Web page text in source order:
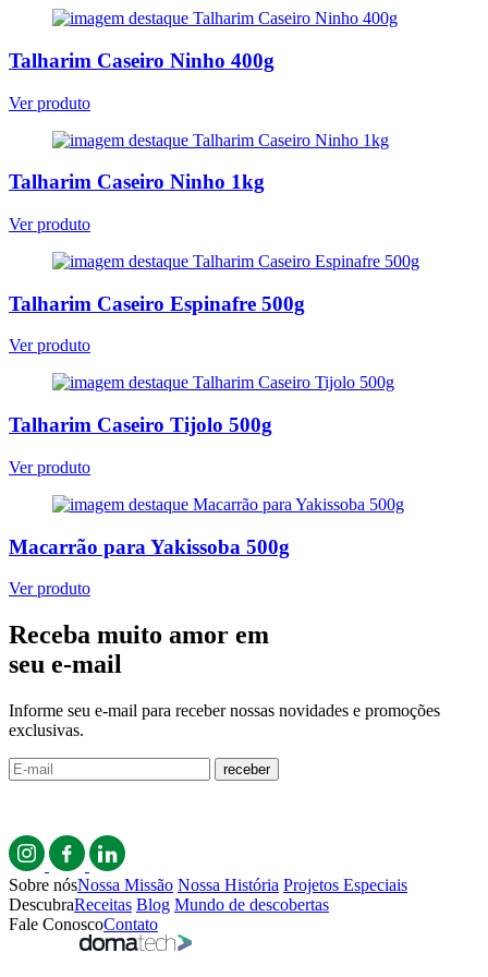
Talharim Caseiro Ninho 400g
Ver produto
Talharim Caseiro Ninho 1kg
Ver produto
Talharim Caseiro Espinafre 500g
Ver produto
Talharim Caseiro Tijolo 500g
Ver produto
Macarrão para Yakissoba 500g
Ver produto
Receba muito amor em
seu e-mail
Informe seu e-mail para receber nossas novidades e promoções
exclusivas.
receber
Sobre nósNossa Missão Nossa História Projetos Especiais
DescubraReceitas Blog Mundo de descobertas
Fale ConoscoContato